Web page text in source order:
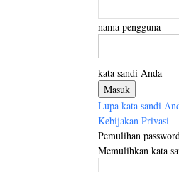
nama pengguna
kata sandi Anda
Lupa kata sandi
Kebijakan Privasi
Pemulihan
Memulihkan kata